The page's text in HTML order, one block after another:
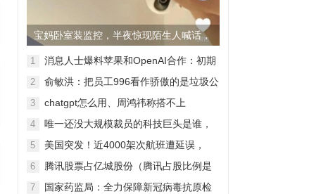
宝妈卧室装监控，半夜惊现陌生人喊话，
警方已介入调查
1
消息人士爆料苹果和OpenAI合作：初期
无现金交易、未来探索分成佣金
2
俞敏洪：把员工996看作骄傲的是垃圾公
司，建议24节气都放假
3
chatgpt怎么用、周鸿祎称搭不上
ChatGPT企业会被淘汰
4
唯一还没大规模裁员的科技巨头是谁，
苹果还能扛多久？
5
美国突发！近4000架次航班遭延误，
2000架次航班被取消
6
腾讯股票占亿城股份（腾讯占股比例是
怎样的？）
7
国家药监局：全力保障新冠病毒抗原检